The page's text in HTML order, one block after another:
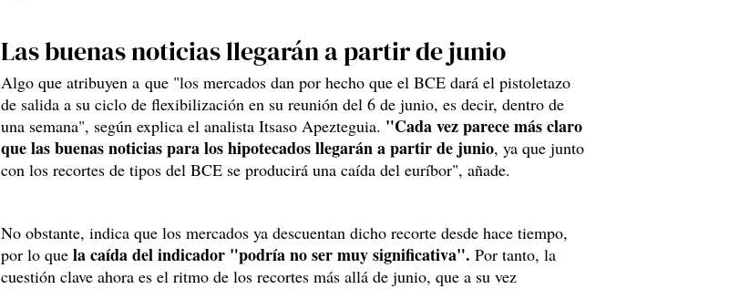
Las buenas noticias llegarán a partir de junio
Algo que atribuyen a que "los mercados dan por hecho que el BCE dará el pistoletazo
de salida a su ciclo de flexibilización en su reunión del 6 de junio, es decir, dentro de
una semana", según explica el analista Itsaso Apezteguia. "Cada vez parece más claro
que las buenas noticias para los hipotecados llegarán a partir de junio, ya que junto
con los recortes de tipos del BCE se producirá una caída del euríbor", añade.
No obstante, indica que los mercados ya descuentan dicho recorte desde hace tiempo,
por lo que la caída del indicador "podría no ser muy significativa". Por tanto, la
cuestión clave ahora es el ritmo de los recortes más allá de junio, que a su vez